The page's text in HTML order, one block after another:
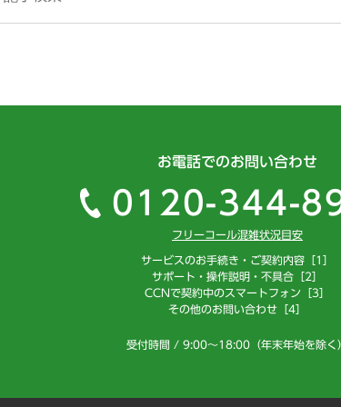
お電話でのお問い合わせ
0120-344-
フリーコール混雑状況目安
サービスのお手続き・ご契約内容［1］
サポート・操作説明・不具合［2］
CCNで契約中のスマートフォン［3］
その他のお問い合わせ［4］
受付時間 / 9:00～18:00（年末年始を除く